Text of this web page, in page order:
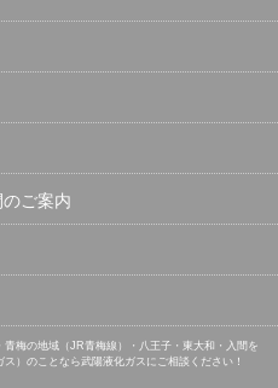
ご案内
梅の地域（JR青梅線）・八王子・東大和・入間を
）のことなら武陽液化ガスにご相談ください！